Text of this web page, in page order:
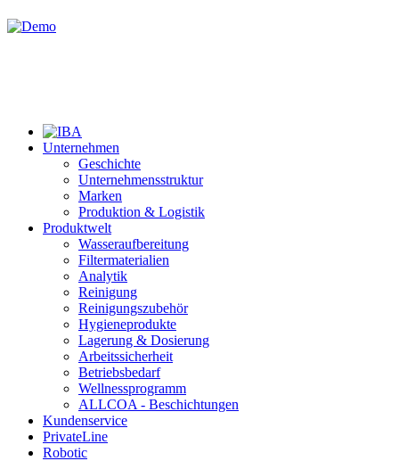
Unternehmen
Geschichte
Unternehmensstruktur
Marken
Produktion & Logistik
Produktwelt
Wasseraufbereitung
Filtermaterialien
Analytik
Reinigung
Reinigungszubehör
Hygieneprodukte
Lagerung & Dosierung
Arbeitssicherheit
Betriebsbedarf
Wellnessprogramm
ALLCOA - Beschichtungen
Kundenservice
PrivateLine
Robotic